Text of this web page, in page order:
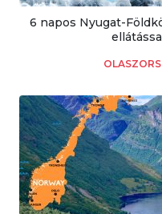
6 napos Nyugat-